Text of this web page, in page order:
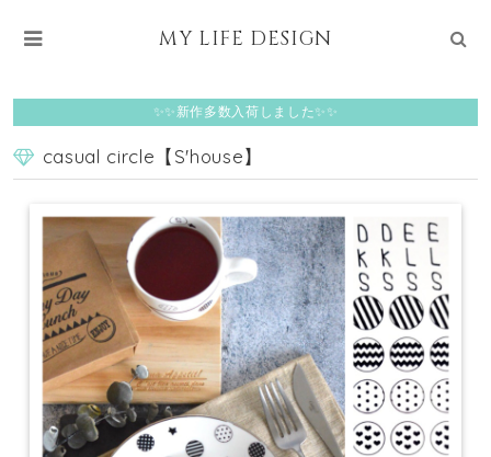
MY LIFE DESIGN
✨✨新作多数入荷しました✨✨
casual circle【S'house】